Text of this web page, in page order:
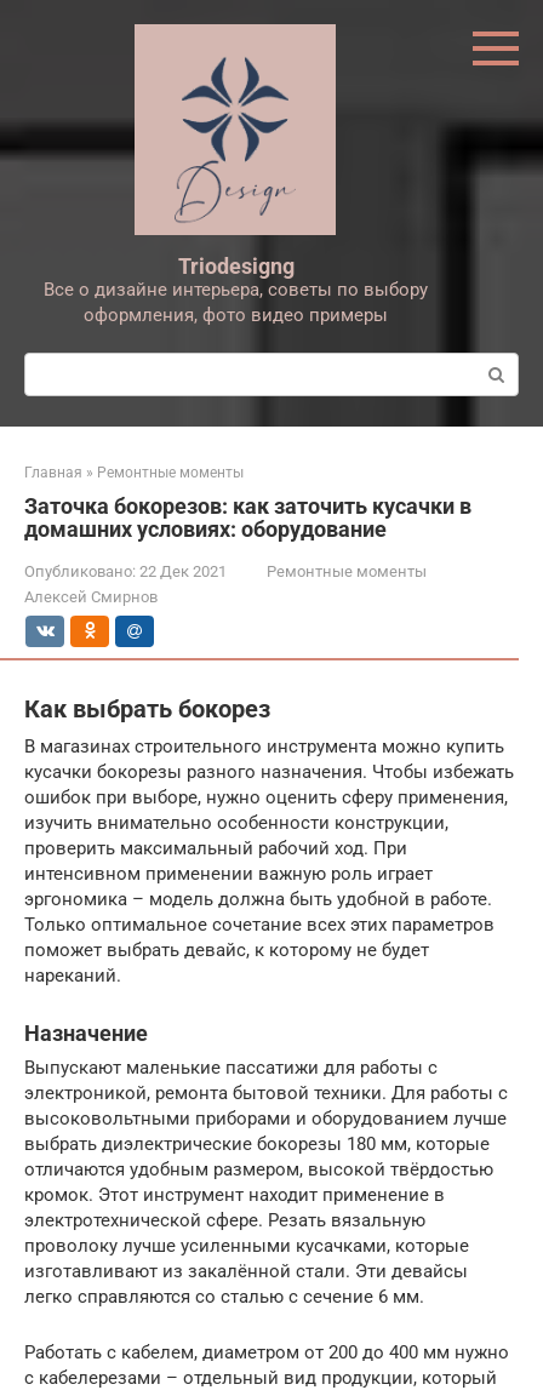
Triodesigng
Все о дизайне интерьера, советы по выбору
оформления, фото видео примеры
Поиск:
Главная » Ремонтные моменты
Заточка бокорезов: как заточить кусачки в
домашних условиях: оборудование
Опубликовано: 22 Дек 2021
Ремонтные моменты
Алексей Смирнов
Как выбрать бокорез
В магазинах строительного инструмента можно купить
кусачки бокорезы разного назначения. Чтобы избежать
ошибок при выборе, нужно оценить сферу применения,
изучить внимательно особенности конструкции,
проверить максимальный рабочий ход. При
интенсивном применении важную роль играет
эргономика – модель должна быть удобной в работе.
Только оптимальное сочетание всех этих параметров
поможет выбрать девайс, к которому не будет
нареканий.
Назначение
Выпускают маленькие пассатижи для работы с
электроникой, ремонта бытовой техники. Для работы с
высоковольтными приборами и оборудованием лучше
выбрать диэлектрические бокорезы 180 мм, которые
отличаются удобным размером, высокой твёрдостью
кромок. Этот инструмент находит применение в
электротехнической сфере. Резать вязальную
проволоку лучше усиленными кусачками, которые
изготавливают из закалённой стали. Эти девайсы
легко справляются со сталью с сечение 6 мм.
Работать с кабелем, диаметром от 200 до 400 мм нужно
с кабелерезами – отдельный вид продукции, который